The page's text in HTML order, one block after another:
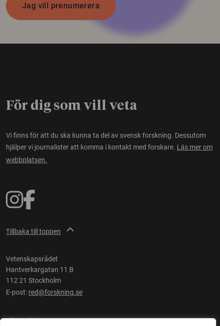
Jag vill prenumerera
För dig som vill veta
Vi finns för att du ska kunna ta del av svensk forskning. Dessutom
hjälper vi journalister att komma i kontakt med forskare. Läs mer om
webbplatsen.
Tillbaka till toppen
Vetenskapsrådet
Hantverkargatan 11 B
112 21 Stockholm
E-post: red@forskning.se
Tillgänglighet